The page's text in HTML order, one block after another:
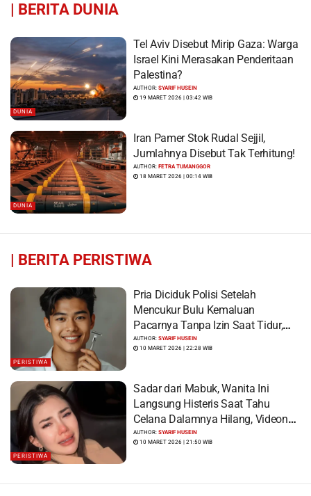
BERITA DUNIA
DUNIA
Tel Aviv Disebut Mirip Gaza: Warga
Israel Kini Merasakan Penderitaan
Palestina?
AUTHOR:SYARIF HUSEIN
19 MARET 2026 | 03:42 WIB
DUNIA
Iran Pamer Stok Rudal Sejjil,
Jumlahnya Disebut Tak Terhitung!
AUTHOR:FETRA TUMANGGOR
18 MARET 2026 | 00:14 WIB
BERITA PERISTIWA
PERISTIWA
Pria Diciduk Polisi Setelah
Mencukur Bulu Kemaluan
Pacarnya Tanpa Izin Saat Tidur,
Korban Syok Saat Terbangun
AUTHOR:SYARIF HUSEIN
10 MARET 2026 | 22:28 WIB
PERISTIWA
Sadar dari Mabuk, Wanita Ini
Langsung Histeris Saat Tahu
Celana Dalamnya Hilang, Videonya
Viral
AUTHOR:SYARIF HUSEIN
10 MARET 2026 | 21:50 WIB